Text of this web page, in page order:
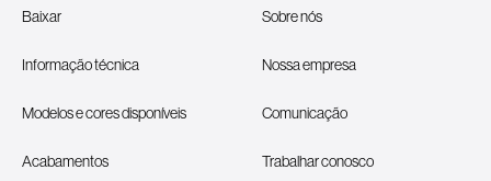
Baixar
Informação técnica
Modelos e cores disponíveis
Acabamentos
Sobre nós
Nossa empresa
Comunicação
Trabalhar conosco